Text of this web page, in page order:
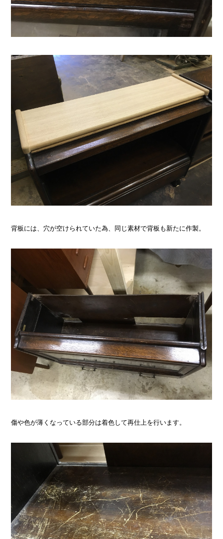
背板には、穴が空けられていた為、同じ素材で背板も新たに作製。
傷や色が薄くなっている部分は着色して再仕上を行います。